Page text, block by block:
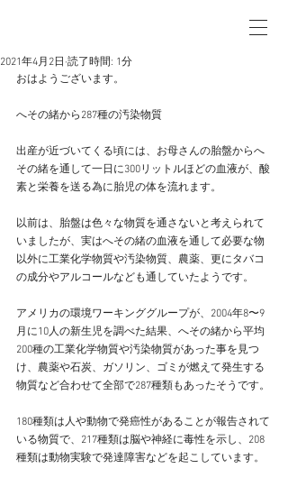
2021年4月2日 読了時間: 1分
おはようございます。
へその緒から287種の汚染物質
出産が近づいてくる頃には、お母さんの胎盤からへ
その緒を通して一日に300リットルほどの血液が、酸
素と栄養を送る為に胎児の体を流れます。
以前は、胎盤は色々な物質を通さないと考えられて
いましたが、実はへその緒の血液を通して必要な物
以外に工業化学物質や汚染物質、農薬、更にタバコ
の成分やアルコールなども通していたようです。
アメリカの環境ワーキンググループが、2004年8〜9
月に10人の新生児を調べた結果、へその緒から平均
200種の工業化学物質や汚染物質があった事を見つ
け、農薬や石炭、ガソリン、ゴミが燃えて発生する
物質など合わせて全部で287種類もあったそうです。
180種類は人や動物で発癌性があることが報告されて
いる物質で、217種類は脳や神経に毒性を示し、208
種類は動物実験で発達障害などを起こしています。